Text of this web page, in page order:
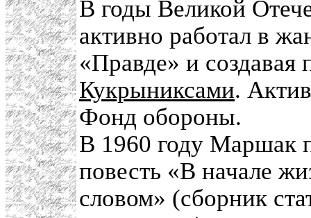
В годы Великой
активно работал в
«Правде» и создавая
Кукрыниксами.
Фонд обороны.
В 1960 году Маршак
повесть «В начале
словом» (сборник